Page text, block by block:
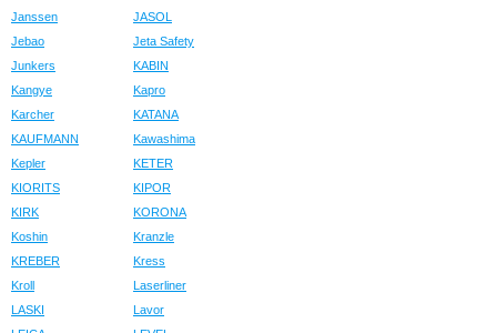
Janssen
JASOL
Jebao
Jeta Safety
Junkers
KABIN
Kangye
Kapro
Karcher
KATANA
KAUFMANN
Kawashima
Kepler
KETER
KIORITS
KIPOR
KIRK
KORONA
Koshin
Kranzle
KREBER
Kress
Kroll
Laserliner
LASKI
Lavor